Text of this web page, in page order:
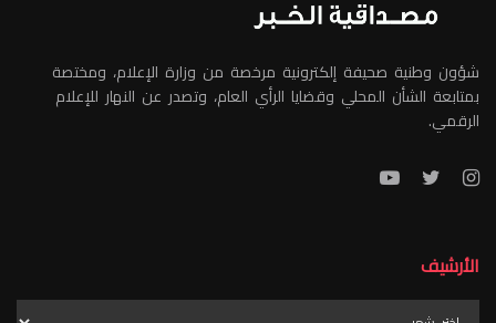
شؤون وطنية صحيفة إلكترونية مرخصة من وزارة الإعلام، ومختصة
بمتابعة الشأن المحلي وقضايا الرأي العام، وتصدر عن النهار للإعلام
الرقمي.
الأرشيف
الأرشيف